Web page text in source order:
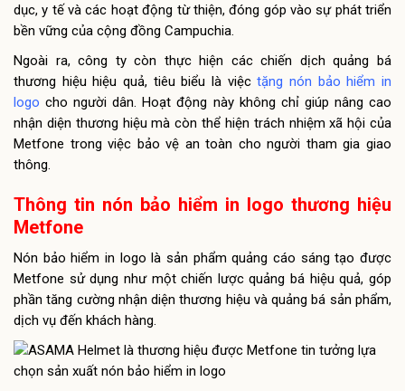
dục, y tế và các hoạt động từ thiện, đóng góp vào sự phát triển
bền vững của cộng đồng Campuchia.
Ngoài ra, công ty còn thực hiện các chiến dịch quảng bá
thương hiệu hiệu quả, tiêu biểu là việctặng nón bảo hiểm in
logo cho người dân. Hoạt động này không chỉ giúp nâng cao
nhận diện thương hiệu mà còn thể hiện trách nhiệm xã hội của
Metfone trong việc bảo vệ an toàn cho người tham gia giao
thông.
Thông tin nón bảo hiểm in logo thương hiệu
Metfone
Nón bảo hiểm in logo là sản phẩm quảng cáo sáng tạo được
Metfone sử dụng như một chiến lược quảng bá hiệu quả, góp
phần tăng cường nhận diện thương hiệu và quảng bá sản phẩm,
dịch vụ đến khách hàng.